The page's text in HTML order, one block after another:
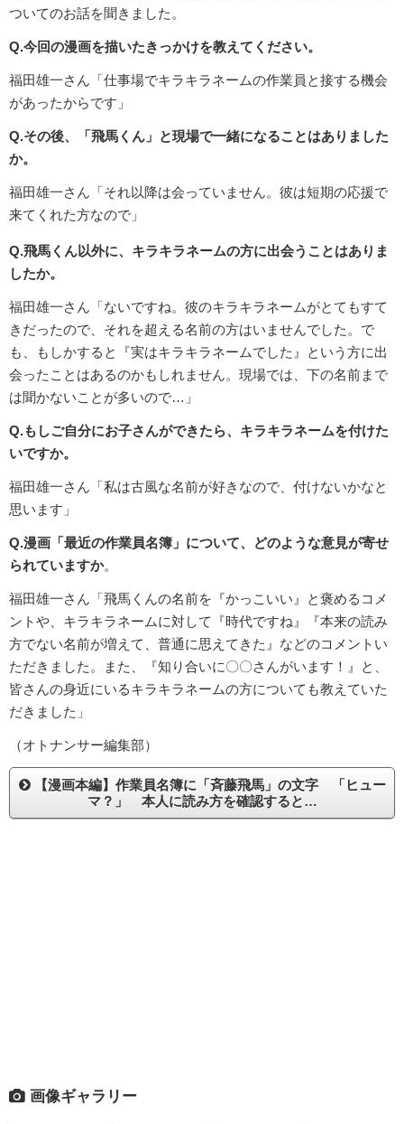
ついてのお話を聞きました。
Q.今回の漫画を描いたきっかけを教えてください。
福田雄一さん「仕事場でキラキラネームの作業員と接する機会
があったからです」
Q.その後、「飛馬くん」と現場で一緒になることはありました
か。
福田雄一さん「それ以降は会っていません。彼は短期の応援で
来てくれた方なので」
Q.飛馬くん以外に、キラキラネームの方に出会うことはありま
したか。
福田雄一さん「ないですね。彼のキラキラネームがとてもすて
きだったので、それを超える名前の方はいませんでした。で
も、もしかすると『実はキラキラネームでした』という方に出
会ったことはあるのかもしれません。現場では、下の名前まで
は聞かないことが多いので…」
Q.もしご自分にお子さんができたら、キラキラネームを付けた
いですか。
福田雄一さん「私は古風な名前が好きなので、付けないかなと
思います」
Q.漫画「最近の作業員名簿」について、どのような意見が寄せ
られていますか。
福田雄一さん「飛馬くんの名前を『かっこいい』と褒めるコメ
ントや、キラキラネームに対して『時代ですね』『本来の読み
方でない名前が増えて、普通に思えてきた』などのコメントい
ただきました。また、『知り合いに〇〇さんがいます！』と、
皆さんの身近にいるキラキラネームの方についても教えていた
だきました」
（オトナンサー編集部）
【漫画本編】作業員名簿に「斉藤飛馬」の文字 「ヒュー
マ？」 本人に読み方を確認すると…
画像ギャラリー